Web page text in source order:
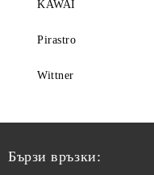
KAWAI
Pirastro
Wittner
Бързи връзки: